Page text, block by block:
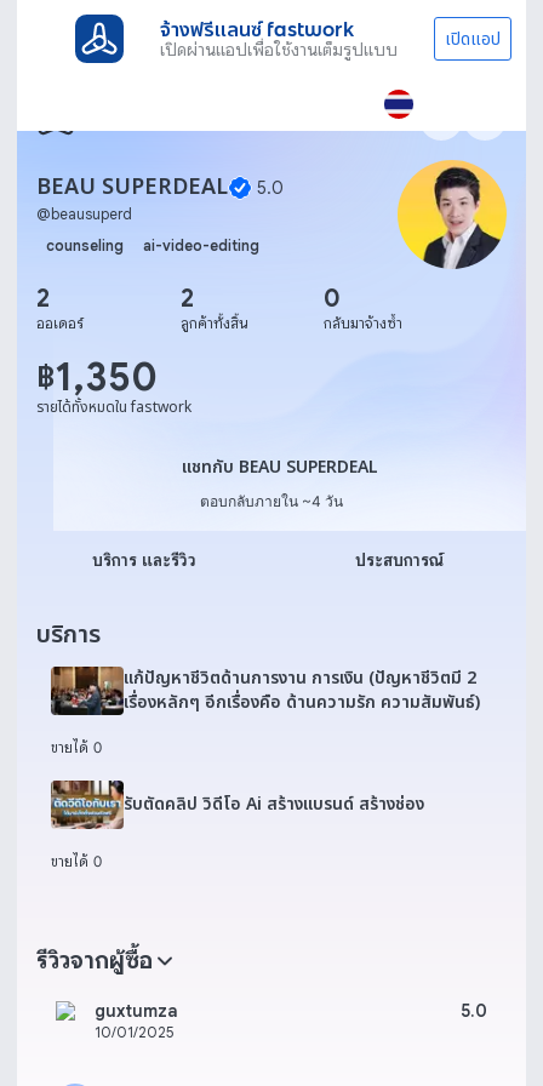
จ้างฟรีแลนซ์ fastwork
เปิดผ่านแอปเพื่อใช้งานเต็มรูปแบบ เปิดแอป
BEAU SUPERDEAL 5.0
@ beausuperd
counseling
ai-video-editing
2
ออเดอร์
2
ลูกค้าทั้งสิ้น
0
กลับมาจ้างซ้ำ
฿1,350
รายได้ทั้งหมดใน fastwork
แชทกับ BEAU SUPERDEAL
แชทกับ BEAU SUPERDEAL
ตอบกลับภายใน ~4 วัน
บริการ และรีวิว ประสบการณ์
บริการ
แก้ปัญหาชีวิตด้านการงาน การเงิน (ปัญหาชีวิตมี 2
เรื่องหลักๆ อีกเรื่องคือ ด้านความรัก ความสัมพันธ์)
ขายได้ 0
รับตัดคลิป วิดีโอ Ai สร้างแบรนด์ สร้างช่อง
ขายได้ 0
รีวิวจากผู้ซื้อ
guxtumza
10/01/2025
5.0